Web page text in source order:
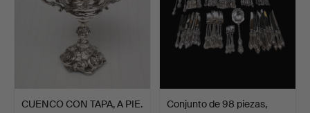
CUENCO CON TAPA, A PIE.
Conjunto de 98 piezas,